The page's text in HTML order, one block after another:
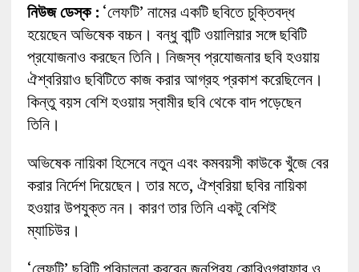
নিউজ ডেস্ক : ‘লেফটি’ নামের একটি ছবিতে চুক্তিবদ্ধ
হয়েছেন অভিষেক বচ্চন। বন্ধু বান্টি ওয়ালিয়ার সঙ্গে ছবিটি
প্রযোজনাও করছেন তিনি। নিজস্ব প্রযোজনার ছবি হওয়ায়
ঐশ্বরিয়াও ছবিটিতে কাজ করার আগ্রহ প্রকাশ করেছিলেন।
কিন্তু বয়স বেশি হওয়ায় স্বামীর ছবি থেকে বাদ পড়েছেন
তিনি।
অভিষেক নায়িকা হিসেবে নতুন এবং কমবয়সী কাউকে খুঁজে বের
করার নির্দেশ দিয়েছেন। তার মতে, ঐশ্বরিয়া ছবির নায়িকা
হওয়ার উপযুক্ত নন। কারণ তার তিনি একটু বেশিই
ম্যাচিউর।